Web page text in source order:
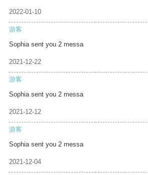
2022-01-10
游客
Sophia sent you 2 messa
2021-12-22
游客
Sophia sent you 2 messa
2021-12-12
游客
Sophia sent you 2 messa
2021-12-04